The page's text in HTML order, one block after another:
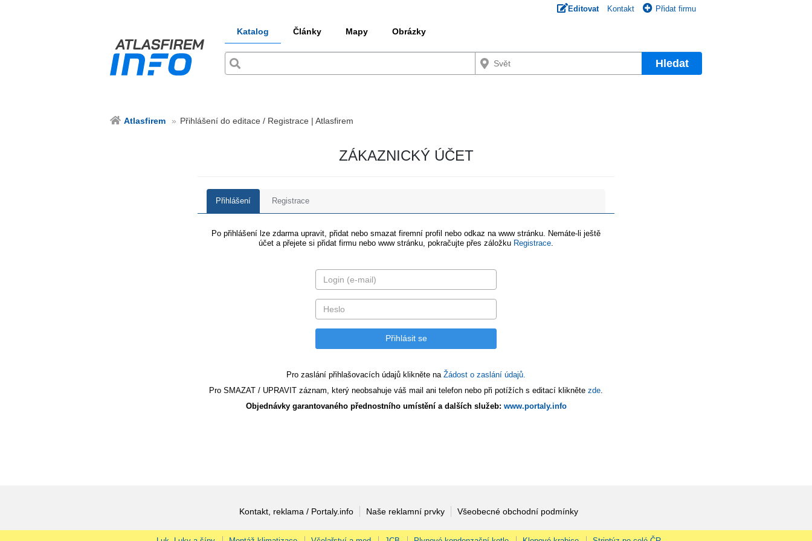
Editovat Kontakt Přidat firmu
Katalog Články Mapy Obrázky
Hledat
Atlasfirem Přihlášení do editace / Registrace | Atlasfirem
ZÁKAZNICKÝ ÚČET
Přihlášení Registrace
Po přihlášení lze zdarma upravit, přidat nebo smazat firemní profil nebo odkaz na www stránku. Nemáte-li ještě
účet a přejete si přidat firmu nebo www stránku, pokračujte přes záložku Registrace
Pro zaslání přihlašovacích údajů klikněte na Žádost o zaslání údajů.
Pro SMAZAT / UPRAVIT záznam, který neobsahuje váš mail ani telefon nebo při potížích s editací klikněte zde
Objednávky garantovaného přednostního umístění a dalších služeb: www.portaly.info
Kontakt, reklama / Portaly.info Naše reklamní prvky Všeobecné obchodní podmínky